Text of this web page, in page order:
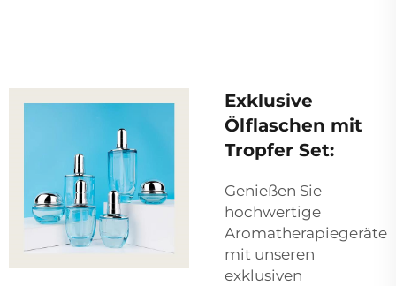
Exklusive
Ölflaschen mit
Tropfer Set:
Genießen Sie
hochwertige
Aromatherapiegeräte
mit unseren
exklusiven